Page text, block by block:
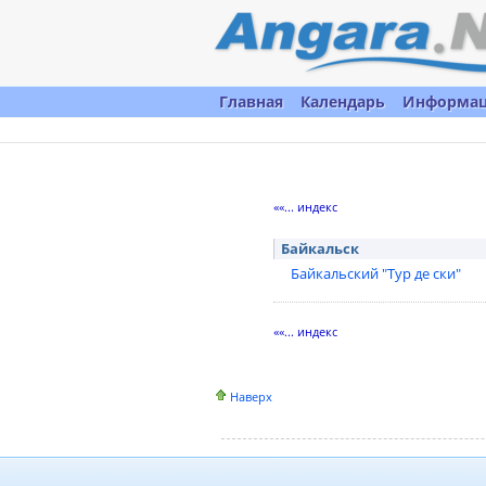
Главная Календарь
««... индекс
Байкальск
Байкальский "Тур де ски"
««... индекс
Наверх